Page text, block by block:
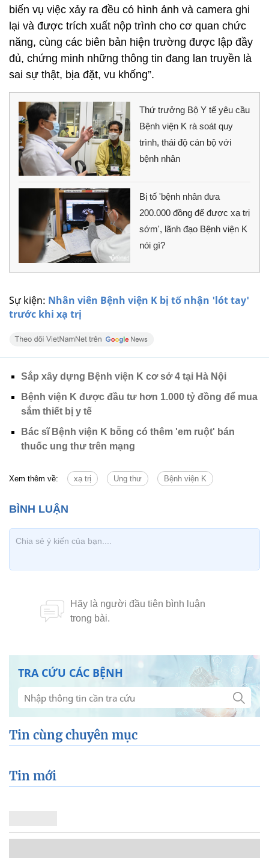
Sự kiện: Nhân viên Bệnh viện K bị tố nhận 'lót tay'
trước khi xạ trị
biến vụ việc xảy ra đều có hình ảnh và camera ghi
lại và được trích xuất nộp trình cho cơ quan chức
năng, cùng các biên bản hiện trường được lập đầy
đủ, chứng minh những thông tin đang lan truyền là
sai sự thật, bịa đặt, vu khống”.
Thứ trưởng Bộ Y tế yêu cầu
Bệnh viện K rà soát quy
trình, thái độ cán bộ với
bệnh nhân
Bị tố 'bệnh nhân đưa
200.000 đồng để được xạ trị
sớm', lãnh đạo Bệnh viện K
nói gì?
Sắp xây dựng Bệnh viện K cơ sở 4 tại Hà Nội
Bệnh viện K được đầu tư hơn 1.000 tỷ đồng để mua
sắm thiết bị y tế
Bác sĩ Bệnh viện K bỗng có thêm 'em ruột' bán
thuốc ung thư trên mạng
Xem thêm về: xạ trị Ung thư Bệnh viện K
TRA CỨU CÁC BỆNH
Tin cùng chuyên mục
Tin mới